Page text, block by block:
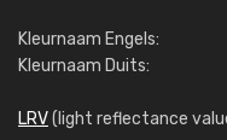
Kleurnaam Engels:
Kleurnaam Duits:
LRV(light reflectance